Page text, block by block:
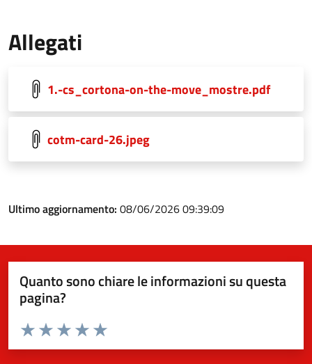
Allegati
1.-cs_cortona-on-the-move_mostre.pdf
cotm-card-26.jpeg
Ultimo aggiornamento: 08/06/2026 09:39:09
Quanto sono chiare le informazioni su questa
pagina?
Valuta da 1 a 5 stelle la pagina
Valuta 5 stelle su 5
Valuta 4 stelle su 5
Valuta 3 stelle su 5
Valuta 2 stelle su 5
Valuta 1 stelle su 5